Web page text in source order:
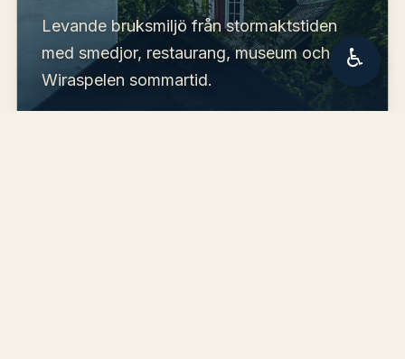
♿
Levande bruksmiljö från stormaktstiden
med smedjor, restaurang, museum och
Wiraspelen sommartid.